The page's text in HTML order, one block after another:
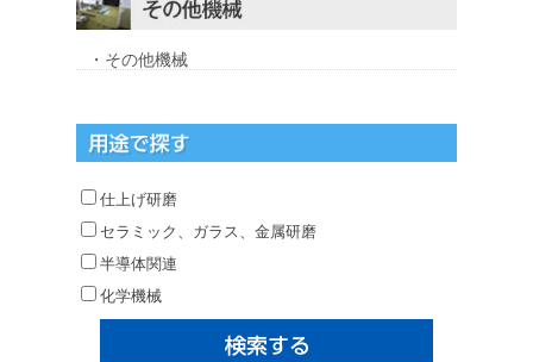
・その他機械
仕上げ研磨
セラミック、ガラス、金属研磨
半導体関連
化学機械